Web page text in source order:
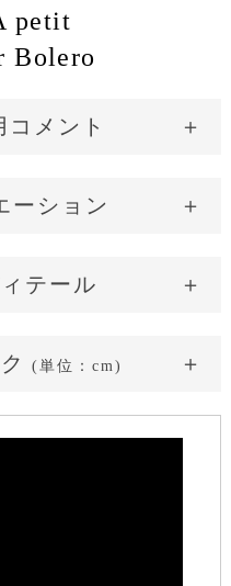
petit
Bolero
コメント
ェーブ
：Free
裕がある
裕がある
ーション
テール
成する
(単位：cm)